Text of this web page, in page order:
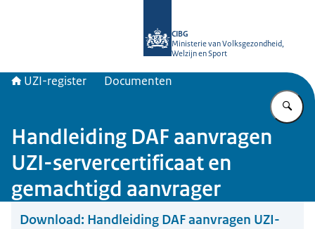
CIBG
Ministerie van Volksgezondheid,
Welzijn en Sport
UZI-register Documenten
Handleiding DAF aanvragen
UZI-servercertificaat en
gemachtigd aanvrager
Download: Handleiding DAF aanvragen UZI-